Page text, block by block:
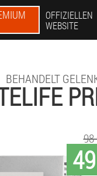
OFFIZIELLEN
WEBSITE
BEHANDELT
98